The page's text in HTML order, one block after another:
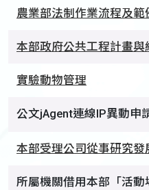
農業部法制作業流程及範
本部政府公共工程計畫與
實驗動物管理
公文jAgent連線IP異動申
本部受理公司從事研究
所屬機關借用本部「活動